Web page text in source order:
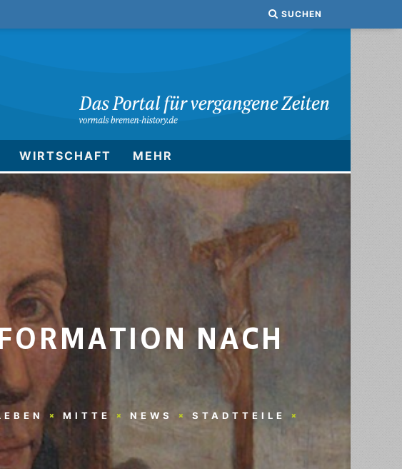
SUCHEN
WIRTSCHAFT MEHR
NACH
MITTE NEWS
STADTTEILE